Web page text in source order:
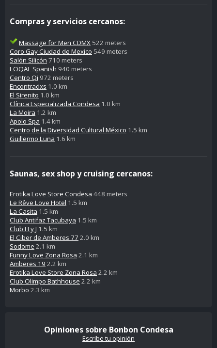
Compras y servicios cercanos:
Massage for Men CDMX 522 meters
Coro Gay Ciudad de Mexico 549 meters
Salón Silicón 710 meters
LOQAL Spanish 940 meters
Centro Qi 972 meters
Encontradxs 1.0 km
El Sirenito 1.0 km
Clínica Especializada Condesa 1.0 km
La Moira 1.2 km
Apolo Spa 1.4 km
Centro de la Diversidad Cultural México 1.5 km
Guillermo Luna 1.6 km
Saunas, sex shop y cruising cercanos:
Erotika Love Store Condesa 448 meters
Le Rêve Love Hotel 1.5 km
La Casita 1.5 km
Club Antifaz Tacubaya 1.5 km
Club H y J 1.5 km
El Ciber de Amberes 77 2.0 km
Sodome 2.1 km
Funny Love Zona Rosa 2.1 km
Amberes 19 2.2 km
Erotika Love Store Zona Rosa 2.2 km
Club Olimpo Bathhouse 2.2 km
Morbo 2.3 km
Opiniones sobre Bonbon Condesa
Escribe tu opinión